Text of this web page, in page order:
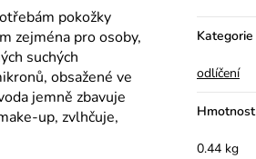
pokožky
zejména pro osoby,
suchých
obsažené ve
jemně zbavuje
up, zvlhčuje,
Kategorie
odlíčení
Hmotnost
0.44 kg